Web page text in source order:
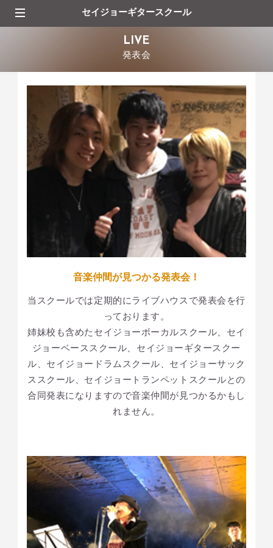
セイジョーギタースクール
LIVE
発表会
音楽仲間が見つかる発表会！
当スクールでは定期的にライブハウスで発表会を行
っております。
姉妹校も含めたセイジョーボーカルスクール、セイ
ジョーベーススクール、セイジョーギタースクー
ル、セイジョードラムスクール、セイジョーサック
ススクール、セイジョートランペットスクールとの
合同発表になりますので音楽仲間が見つかるかもし
れません。